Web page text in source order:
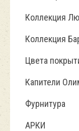
Коллекция
Коллекция
Цвета
Капители
Фурнитура
АРКИ